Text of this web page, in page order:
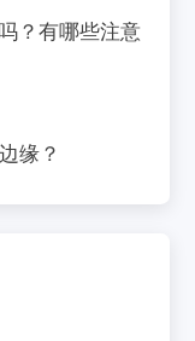
？有哪些注意
缘？